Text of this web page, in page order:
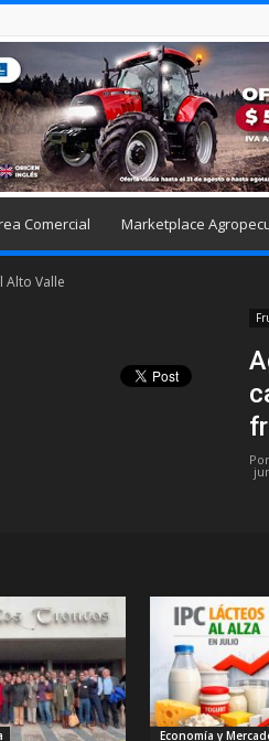
Comercial Marketplace
Valle
Por
Economía y